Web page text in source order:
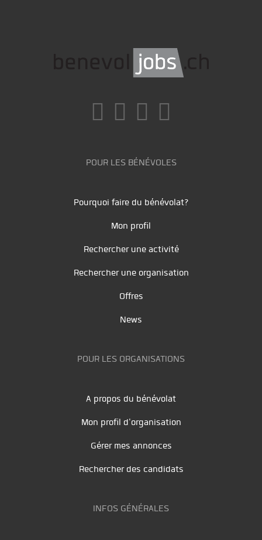
POUR LES BÉNÉVOLES
Pourquoi faire du bénévolat?
Mon profil
Rechercher une activité
Rechercher une organisation
Offres
News
POUR LES ORGANISATIONS
A propos du bénévolat
Mon profil d'organisation
Gérer mes annonces
Rechercher des candidats
INFOS GÉNÉRALES